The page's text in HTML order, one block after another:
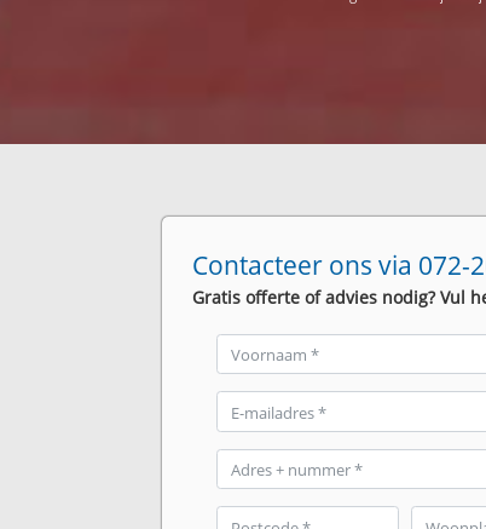
Contacteer ons via
Gratis offerte of advies nodig? Vul